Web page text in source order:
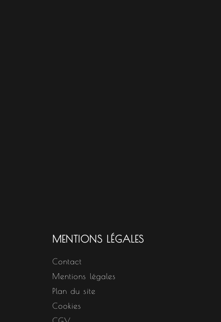
MENTIONS LÉGALES
Contact
Mentions légales
Plan du site
Cookies